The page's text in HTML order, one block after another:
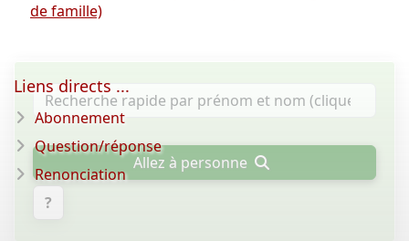
de famille)
Allez à personne
?
Liens directs ...
Abonnement
Question/réponse
Renonciation